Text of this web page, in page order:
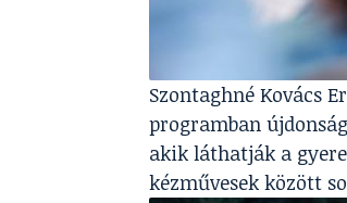
Szontaghné Kovács
programban
akik láthatják a
kézművesek között